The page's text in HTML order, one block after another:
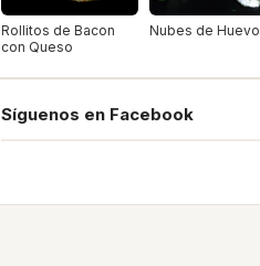
Rollitos de Bacon
con Queso
Nubes de Huevo
Síguenos en Facebook